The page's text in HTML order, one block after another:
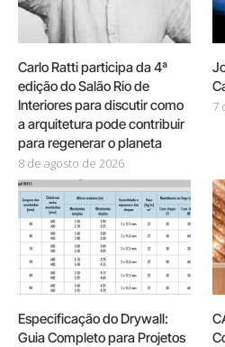
Carlo Ratti participa da 4ª
edição do Salão Rio de
Interiores para discutir como
a arquitetura pode contribuir
para regenerar o planeta
8 de agosto de 2026
7
Especificação do Drywall:
Guia Completo para Projetos